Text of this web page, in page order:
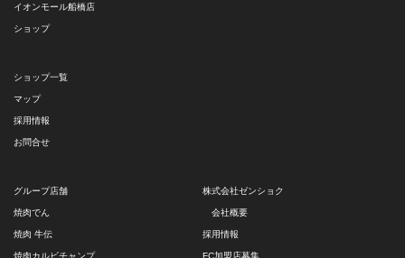
イオンモール船橋店
ショップ
ショップ一覧
マップ
採用情報
お問合せ
グループ店舗
焼肉でん
焼肉 牛伝
焼肉カルビチャンプ
株式会社ゼンショク
会社概要
採用情報
FC加盟店募集